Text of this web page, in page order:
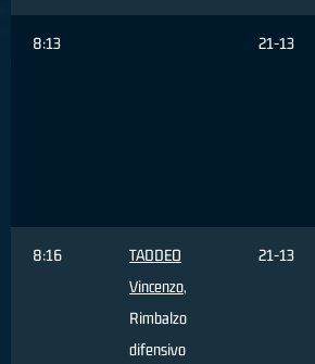
8:13 21-13
8:16
TADDEO
Vincenzo,
Rimbalzo
difensivo
21-13